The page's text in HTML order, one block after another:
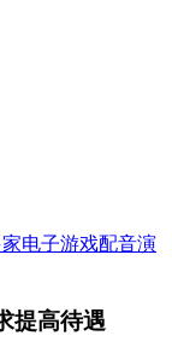
电子游戏配音演
提高待遇